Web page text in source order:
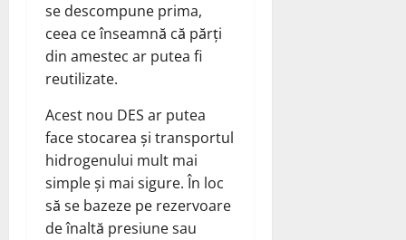
se descompune prima,
ceea ce înseamnă că părți
din amestec ar putea fi
reutilizate.
Acest nou DES ar putea
face stocarea și transportul
hidrogenului mult mai
simple și mai sigure. În loc
să se bazeze pe rezervoare
de înaltă presiune sau